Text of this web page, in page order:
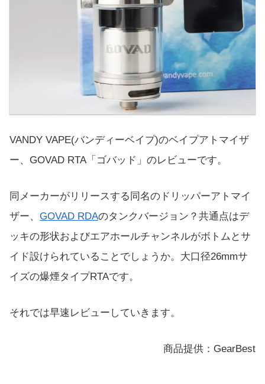
VANDY VAPE(バンディーベイプ)のベイプアトマイザ
ー、GOVAD RTA「ゴバッド」のレビューです。
同メーカーがリリースする同名のドリッパーアトマイ
ザー、 GOVAD RDAのタンクバージョン？共通点はデ
ッキの形状およびエアホールチャンネルがボトムとサ
イド設けられていることでしょうか。大口径26mmサ
イズの爆煙タイプRTAです。
それでは早速レビューしていきます。
商品提供：GearBest